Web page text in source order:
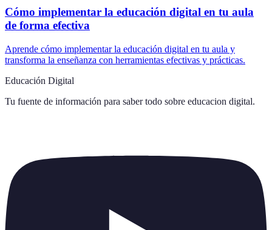
Cómo implementar la educación digital en tu aula
de forma efectiva
Aprende cómo implementar la educación digital en tu aula y
transforma la enseñanza con herramientas efectivas y prácticas.
Educación Digital
Tu fuente de información para saber todo sobre educacion digital.